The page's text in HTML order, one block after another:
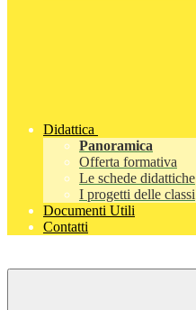
Didattica
Panoramica
Offerta formativa
Le schede didattiche
I progetti delle classi
Documenti Utili
Contatti